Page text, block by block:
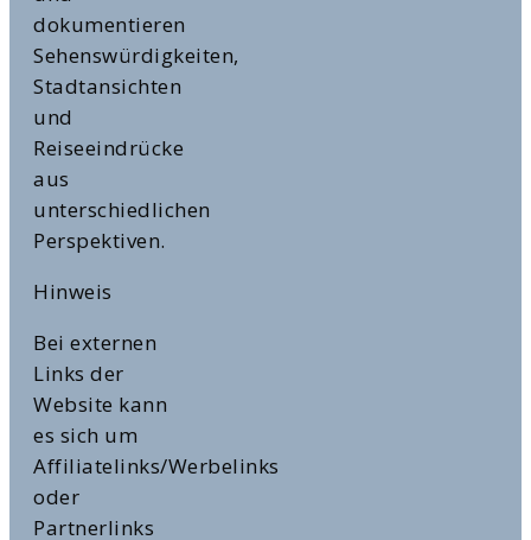
dokumentieren
Sehenswürdigkeiten,
Stadtansichten
und
Reiseeindrücke
aus
unterschiedlichen
Perspektiven.
Hinweis
Bei externen
Links der
Website kann
es sich um
Affiliatelinks/Werbelinks
oder
Partnerlinks